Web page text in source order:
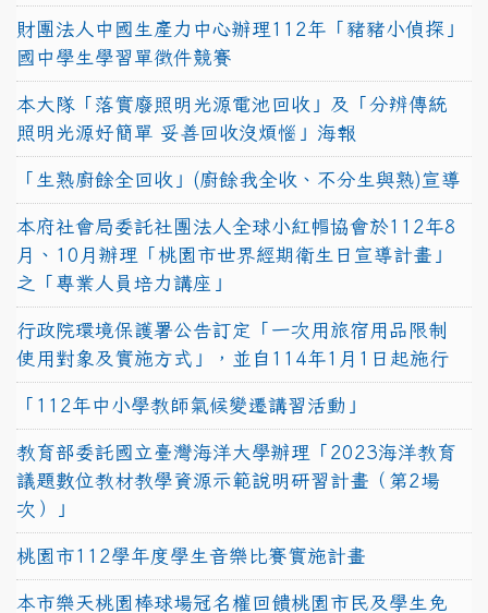
財團法人中國生產力中心辦理112年「豬豬小偵探」
國中學生學習單徵件競賽
本大隊「落實廢照明光源電池回收」及「分辨傳統
照明光源好簡單 妥善回收沒煩惱」海報
「生熟廚餘全回收」(廚餘我全收、不分生與熟)宣導
本府社會局委託社團法人全球小紅帽協會於112年8
月、10月辦理「桃園市世界經期衛生日宣導計畫」
之「專業人員培力講座」
行政院環境保護署公告訂定「一次用旅宿用品限制
使用對象及實施方式」，並自114年1月1日起施行
「112年中小學教師氣候變遷講習活動」
教育部委託國立臺灣海洋大學辦理「2023海洋教育
議題數位教材教學資源示範說明研習計畫（第2場
次）」
桃園市112學年度學生音樂比賽實施計畫
本市樂天桃園棒球場冠名權回饋桃園市民及學生免